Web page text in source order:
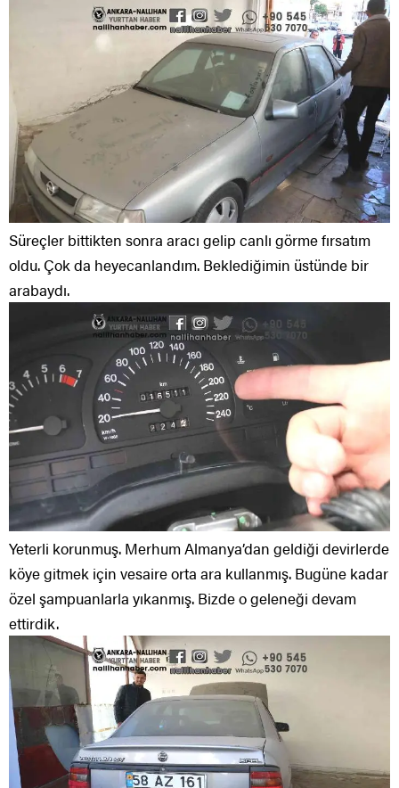
Süreçler bittikten sonra aracı gelip canlı görme fırsatım
oldu. Çok da heyecanlandım. Beklediğimin üstünde bir
arabaydı.
Yeterli korunmuş. Merhum Almanya’dan geldiği devirlerde
köye gitmek için vesaire orta ara kullanmış. Bugüne kadar
özel şampuanlarla yıkanmış. Bizde o geleneği devam
ettirdik.